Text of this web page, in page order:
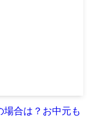
場合は？お中元も